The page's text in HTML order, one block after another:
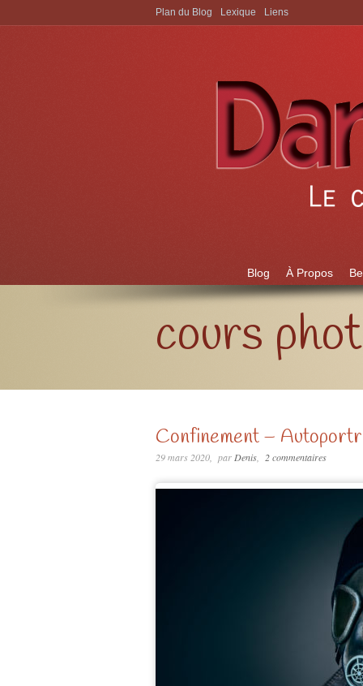
Aller à:
Blog À Propos
Plan du Blog Lexique Liens
cours
Confinement –
29 mars 2020 par Denis 2 commentaires